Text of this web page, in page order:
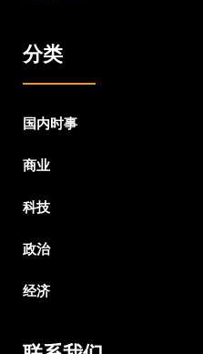
分类
国内时事
商业
科技
政治
经济